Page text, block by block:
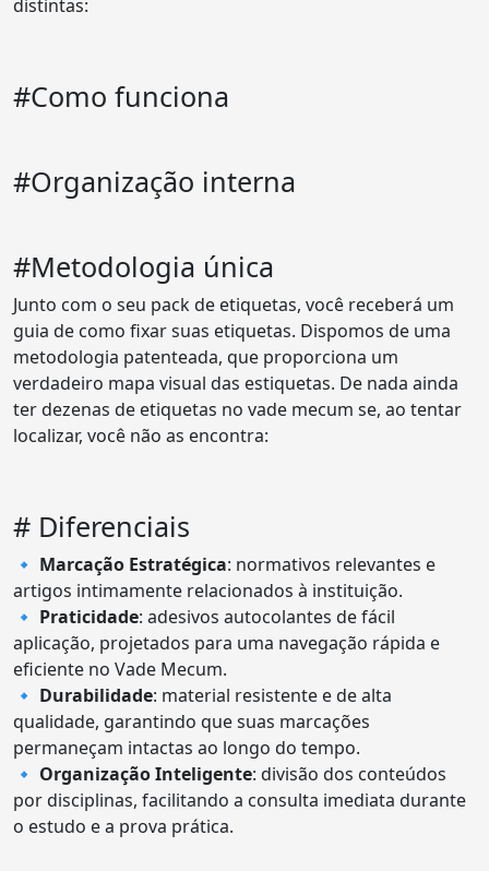
distintas:
#Como funciona
#Organização interna
#Metodologia única
Junto com o seu pack de etiquetas, você receberá um
guia de como fixar suas etiquetas. Dispomos de uma
metodologia patenteada, que proporciona um
verdadeiro mapa visual das estiquetas. De nada ainda
ter dezenas de etiquetas no vade mecum se, ao tentar
localizar, você não as encontra:
# Diferenciais
🔹 Marcação Estratégica: normativos relevantes e
artigos intimamente relacionados à instituição.
🔹 Praticidade: adesivos autocolantes de fácil
aplicação, projetados para uma navegação rápida e
eficiente no Vade Mecum.
🔹 Durabilidade: material resistente e de alta
qualidade, garantindo que suas marcações
permaneçam intactas ao longo do tempo.
🔹 Organização Inteligente: divisão dos conteúdos
por disciplinas, facilitando a consulta imediata durante
o estudo e a prova prática.